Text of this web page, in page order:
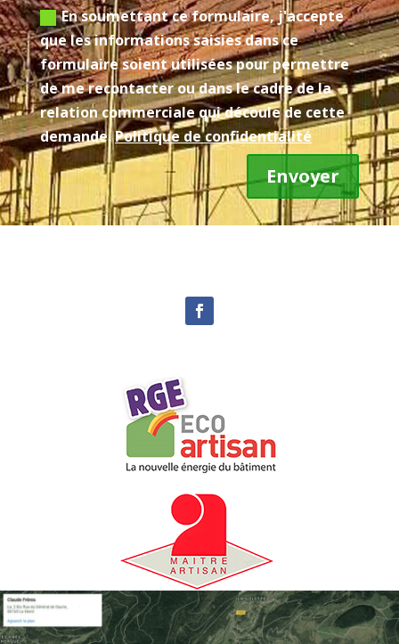
En soumettant ce formulaire, j'accepte
que les informations saisies dans ce
formulaire soient utilisées pour permettre
de me recontacter ou dans le cadre de la
relation commerciale qui découle de cette
demande.Politique de confidentialité
Envoyer